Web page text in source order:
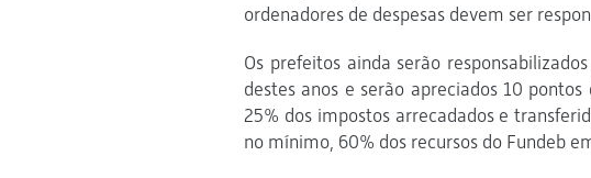
ordenadores de despesas devem ser
Os prefeitos ainda serão
destes anos e serão apreciados 10
25% dos impostos arrecadados e
no mínimo, 60% dos recursos do Fundeb